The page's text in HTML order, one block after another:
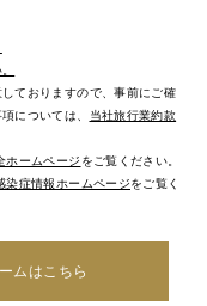
ておりますので、事前にご確
については、
当社旅行業約款
ホームページ をご覧ください。
染症情報ホームページをご覧く
ムはこちら